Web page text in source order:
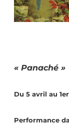
« Panaché »
Du 5 avril au
Performance